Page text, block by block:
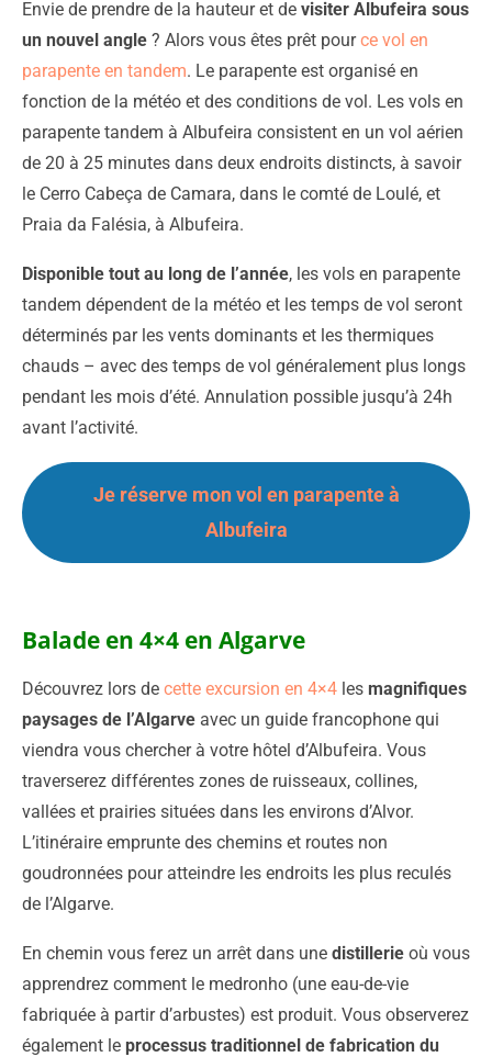
Envie de prendre de la hauteur et de visiter Albufeira sous
un nouvel angle ? Alors vous êtes prêt pource vol en
parapente en tandem. Le parapente est organisé en
fonction de la météo et des conditions de vol. Les vols en
parapente tandem à Albufeira consistent en un vol aérien
de 20 à 25 minutes dans deux endroits distincts, à savoir
le Cerro Cabeça de Camara, dans le comté de Loulé, et
Praia da Falésia, à Albufeira.
Disponible tout au long de l’année, les vols en parapente
tandem dépendent de la météo et les temps de vol seront
déterminés par les vents dominants et les thermiques
chauds – avec des temps de vol généralement plus longs
pendant les mois d’été. Annulation possible jusqu’à 24h
avant l’activité.
Je réserve mon vol en parapente à
Albufeira
Balade en 4×4 en Algarve
Découvrez lors de cette excursion en 4×4 les magnifiques
paysages de l’Algarve avec un guide francophone qui
viendra vous chercher à votre hôtel d’Albufeira. Vous
traverserez différentes zones de ruisseaux, collines,
vallées et prairies situées dans les environs d’Alvor.
L’itinéraire emprunte des chemins et routes non
goudronnées pour atteindre les endroits les plus reculés
de l’Algarve.
En chemin vous ferez un arrêt dans une distillerie où vous
apprendrez comment le medronho (une eau-de-vie
fabriquée à partir d’arbustes) est produit. Vous observerez
également le processus traditionnel de fabrication du